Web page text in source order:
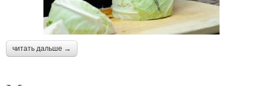
читать дальше →